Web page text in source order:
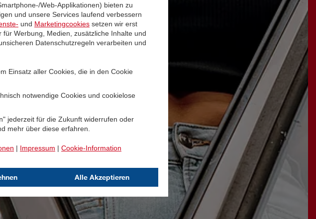
Web-Applikationen) bieten zu
und unsere Services laufend verbessern
und Marketingcookies setzen wir erst
Werbung, Medien, zusätzliche Inhalte und
Datenschutzregeln verarbeiten und
Einsatz aller Cookies, die in den Cookie
notwendige Cookies und cookielose
jederzeit für die Zukunft widerrufen oder
mehr über diese erfahren.
| Impressum | Cookie-Information
Alle Akzeptieren